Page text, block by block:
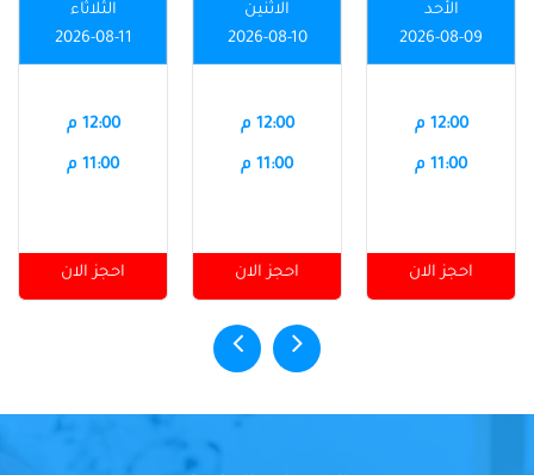
الأحد
2026-08-09
12:00 م
11:00 م
احجز الان
الاثنين
2026-08-10
12:00 م
11:00 م
احجز الان
الثلاثاء
2026-08-11
12:00 م
11:00 م
احجز الان